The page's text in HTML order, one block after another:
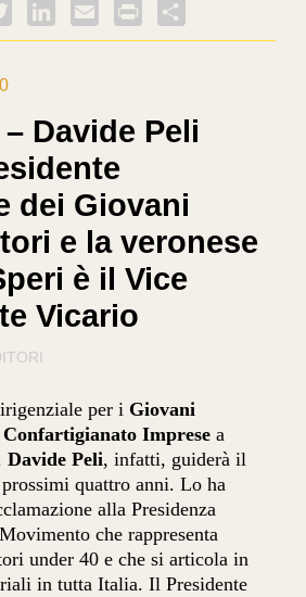
Twitter LinkedInEmail PrintFriendly
– Davide Peli
dei Giovani
e la veronese
è il Vice
Vicario
per i Giovani
Imprese a
Davide Peli, infatti, guiderà il
quattro anni. Lo ha
alla Presidenza
che rappresenta
under 40 e che si articola in
in tutta Italia. Il Presidente